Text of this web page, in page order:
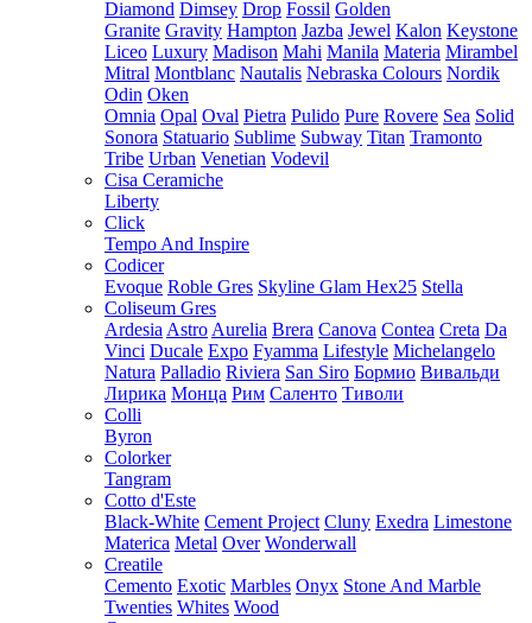
Diamond Dimsey Drop Fossil Golden
Granite Gravity Hampton Jazba Jewel Kalon Keystone
Liceo Luxury Madison Mahi Manila Materia Mirambel
Mitral Montblanc Nautalis Nebraska Colours Nordik
Odin Oken
Omnia Opal Oval Pietra Pulido Pure Rovere Sea Solid
Sonora Statuario Sublime Subway Titan Tramonto
Tribe Urban Venetian Vodevil
Cisa Ceramiche
Liberty
Click
Tempo And Inspire
Codicer
Evoque Roble Gres Skyline Glam Hex25 Stella
Coliseum Gres
Ardesia Astro Aurelia Brera Canova Contea Creta Da
Vinci Ducale Expo Fyamma Lifestyle Michelangelo
Natura Palladio Riviera San Siro Бормио Вивальди
Лирика Монца Рим Саленто Тиволи
Colli
Byron
Colorker
Tangram
Cotto d'Este
Black-White Cement Project Cluny Exedra Limestone
Materica Metal Over Wonderwall
Creatile
Cemento Exotic Marbles Onyx Stone And Marble
Twenties Whites Wood